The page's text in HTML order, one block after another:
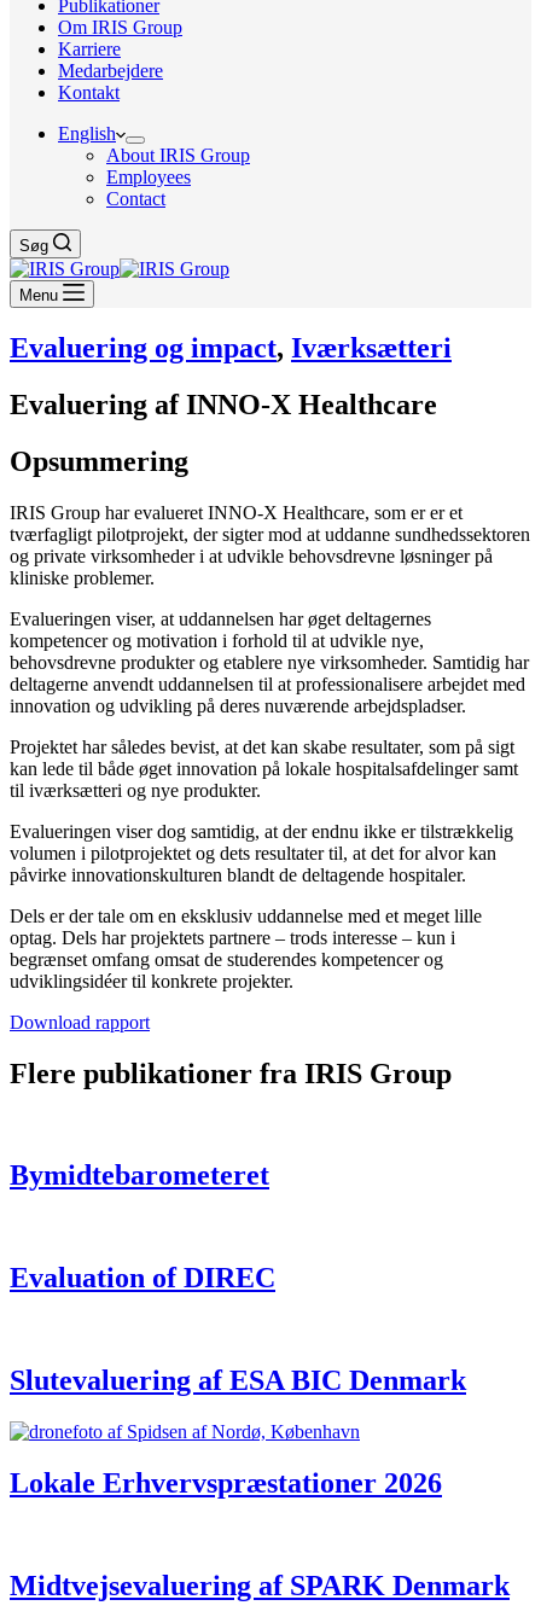
Publikationer
Om IRIS Group
Karriere
Medarbejdere
Kontakt
English
About IRIS Group
Employees
Contact
Søg
Menu
Evaluering og impact, Iværksætteri
Evaluering af INNO-X Healthcare
Opsummering
IRIS Group har evalueret INNO-X Healthcare, som er er et
tværfagligt pilotprojekt, der sigter mod at uddanne sundhedssektoren
og private virksomheder i at udvikle behovsdrevne løsninger på
kliniske problemer.
Evalueringen viser, at uddannelsen har øget deltagernes
kompetencer og motivation i forhold til at udvikle nye,
behovsdrevne produkter og etablere nye virksomheder. Samtidig har
deltagerne anvendt uddannelsen til at professionalisere arbejdet med
innovation og udvikling på deres nuværende arbejdspladser.
Projektet har således bevist, at det kan skabe resultater, som på sigt
kan lede til både øget innovation på lokale hospitalsafdelinger samt
til iværksætteri og nye produkter.
Evalueringen viser dog samtidig, at der endnu ikke er tilstrækkelig
volumen i pilotprojektet og dets resultater til, at det for alvor kan
påvirke innovationskulturen blandt de deltagende hospitaler.
Dels er der tale om en eksklusiv uddannelse med et meget lille
optag. Dels har projektets partnere – trods interesse – kun i
begrænset omfang omsat de studerendes kompetencer og
udviklingsidéer til konkrete projekter.
Download rapport
Flere publikationer fra IRIS Group
Bymidtebarometeret
Evaluation of DIREC
Slutevaluering af ESA BIC Denmark
Lokale Erhvervspræstationer 2026
Midtvejsevaluering af SPARK Denmark